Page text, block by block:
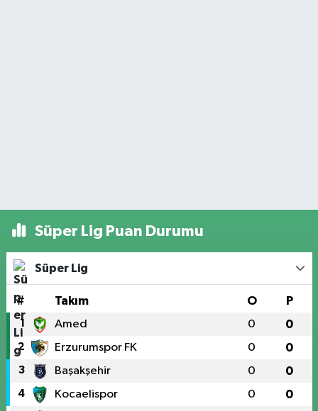
Süper Lig Puan Durumu
Süper Lig
# Takım O P
1 Amed 0 0
2 Erzurumspor FK 0 0
3 Başakşehir 0 0
4 Kocaelispor 0 0